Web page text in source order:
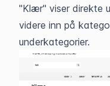
"Klær" viser direkte
videre inn på
underkategorier.